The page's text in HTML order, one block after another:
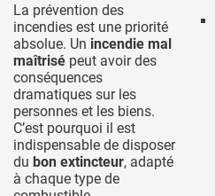
La prévention des
incendies est une priorité
absolue. Un incendie mal
maîtrisé peut avoir des
conséquences
dramatiques sur les
personnes et les biens.
C’est pourquoi il est
indispensable de disposer
du bon extincteur, adapté
à chaque type de